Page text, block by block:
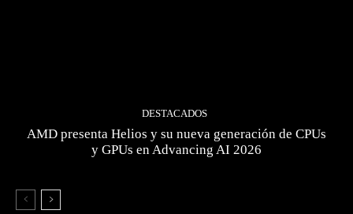
DESTACADOS
AMD presenta Helios y su nueva generación de CPUs
y GPUs en Advancing AI 2026